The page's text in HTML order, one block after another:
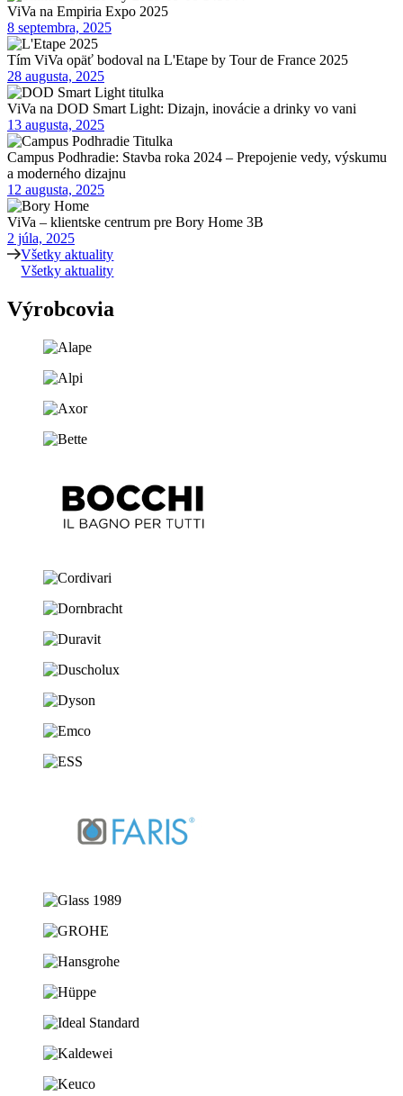
ViVa na Empiria Expo 2025
8 septembra, 2025
Tím ViVa opäť bodoval na L'Etape by Tour de France 2025
28 augusta, 2025
ViVa na DOD Smart Light: Dizajn, inovácie a drinky vo vani
13 augusta, 2025
Campus Podhradie: Stavba roka 2024 – Prepojenie vedy, výskumu
a moderného dizajnu
12 augusta, 2025
ViVa – klientske centrum pre Bory Home 3B
2 júla, 2025
Všetky aktuality
Všetky aktuality
Výrobcovia